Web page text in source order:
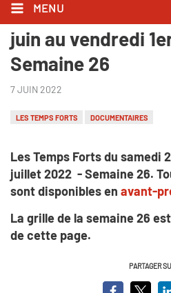
MENU
Les Temps Forts
juin au vendredi
Semaine 26
7 JUIN 2022
LES TEMPS FORTS DOCUMENTAIRES
Les Temps Forts du samedi
juillet 2022 - Semaine 26.
sont disponibles en avant-
La grille de la semaine 26
de cette page.
PARTAGER